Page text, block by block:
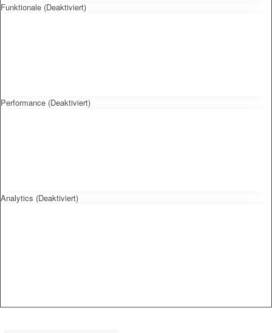
Funktionale (Deaktiviert)
Performance (Deaktiviert)
Analytics (Deaktiviert)